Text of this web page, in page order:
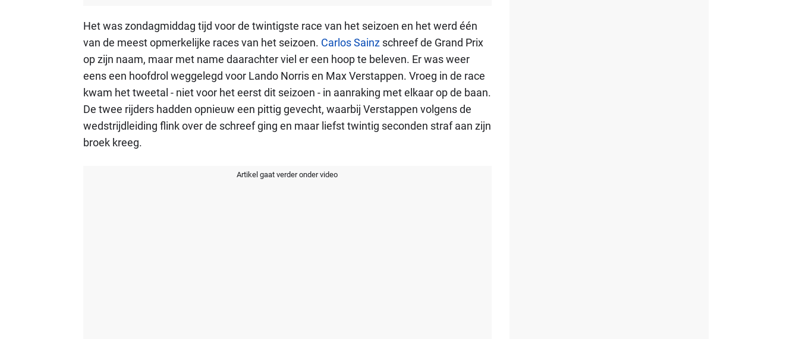
Het was zondagmiddag tijd voor de twintigste race van het seizoen en het werd één
van de meest opmerkelijke races van het seizoen. Carlos Sainzschreef de Grand Prix
op zijn naam, maar met name daarachter viel er een hoop te beleven. Er was weer
eens een hoofdrol weggelegd voor Lando Norris en Max Verstappen. Vroeg in de race
kwam het tweetal - niet voor het eerst dit seizoen - in aanraking met elkaar op de baan.
De twee rijders hadden opnieuw een pittig gevecht, waarbij Verstappen volgens de
wedstrijdleiding flink over de schreef ging en maar liefst twintig seconden straf aan zijn
broek kreeg.
Artikel gaat verder onder video